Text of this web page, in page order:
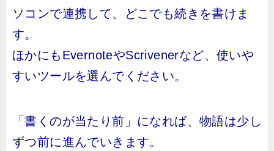
ソコンで連携して、どこでも続きを書けま
す。
ほかにもEvernoteやScrivenerなど、使いや
すいツールを選んでください。
「書くのが当たり前」になれば、物語は少し
ずつ前に進んでいきます。